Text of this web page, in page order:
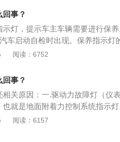
油机滤、空气滤芯、汽油滤芯。
、空调滤芯。4、20000公里：行
滤芯。5、25000公里：行驶
事？
灯，提示车主车辆需要进行保
车启动自检时出现。保养指示灯
辆进行保养，需要注意不同车型
指定期对汽车相关部分进行检查
防性工作，又称汽车维护。现代
变速箱系统、空调系统、冷却
阅读：6752
事？
关原因：一.驱动力故障灯（仪
就是地面附着力控制系统指示
动力控制系统。2.如果在驱动力
阅读：6157